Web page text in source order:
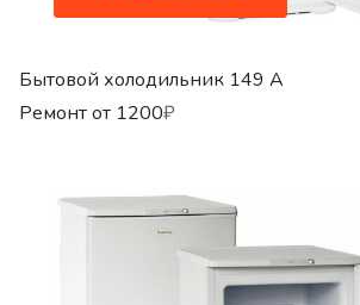
Бытовой холодильник 149 A
Ремонт от 1200₽